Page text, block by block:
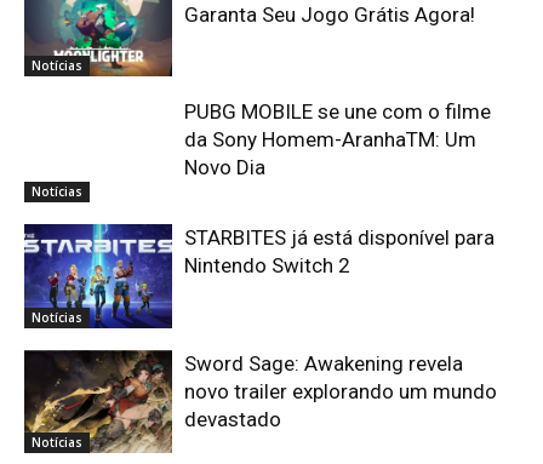
Notícias
Garanta Seu Jogo Grátis Agora!
Notícias
PUBG MOBILE se une com o filme
da Sony Homem-AranhaTM: Um
Novo Dia
Notícias
STARBITES já está disponível para
Nintendo Switch 2
Notícias
Sword Sage: Awakening revela
novo trailer explorando um mundo
devastado